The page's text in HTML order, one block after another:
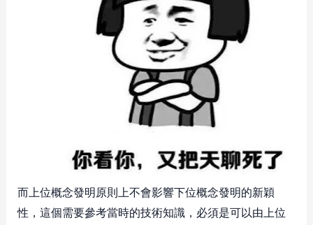
而上位概念發明原則上不會影響下位概念發明的新穎
性，這個需要參考當時的技術知識，必須是可以由上位